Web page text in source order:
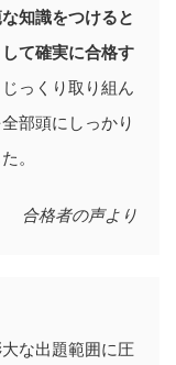
知識をつけると
て確実に合格す
っくり取り組ん
部頭にしっかり
。
合格者の声より
な出題範囲に圧